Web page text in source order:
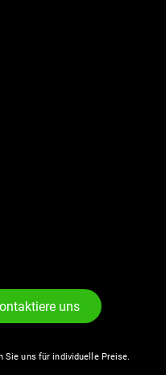
uns
Sie uns für individuelle Preise.